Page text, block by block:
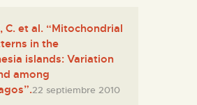
C. et al. “Mitochondrial
in the
islands: Variation
among
22 septiembre 2010